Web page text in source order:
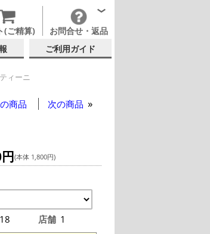
(ご精算) お問合せ・返品
ご利用ガイド
ィーニ
商品 次の商品
(本体 1,800円)
18 店舗 1